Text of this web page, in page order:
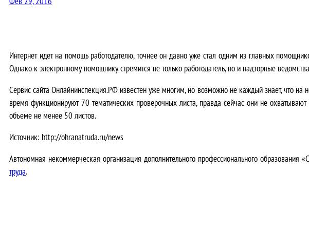
Интернет идет на помощь работодателю, точнее он давно уже стал одним из главных
Однако к электронному помощнику стремится не только работодатель, но и надзорные
Сервис сайта Онлайнинспекция.РФ известен уже многим, но возможно не каждый знает, что
время функционируют 70 тематических проверочных листа, правда сейчас они не
объеме не менее 50 листов.
Источник: http://ohranatruda.ru/news
Автономная некоммерческая организация дополнительного профессионального
труда.